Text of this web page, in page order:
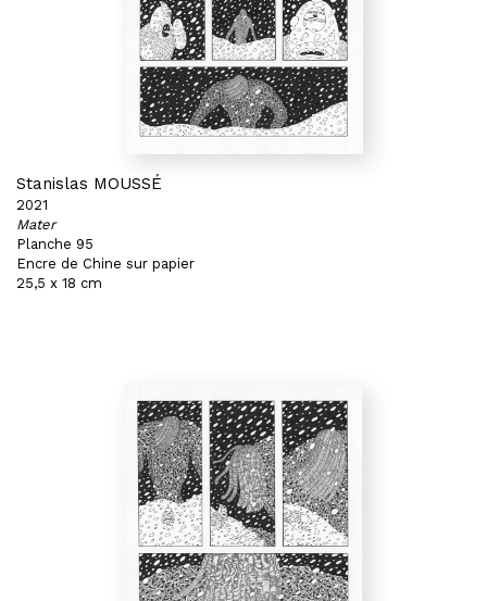
Stanislas MOUSSÉ
2021
Mater
Planche 95
Encre de Chine sur papier
25,5 x 18 cm